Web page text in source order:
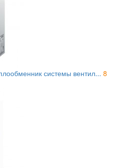
системы вентил... 8